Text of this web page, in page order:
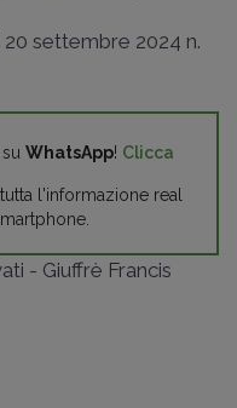
20 settembre 2024 n.
WhatsApp! Clicca
l'informazione real
- Giuffrè Francis